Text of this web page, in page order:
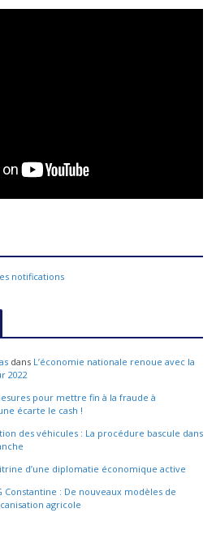
notifications
dans L’économie nationale renoue avec la
2022
pour mettre fin à la fraude à
écarte le cash !
des véhicules : La procédure bascule dans
d’une diplomatie économique active
Constantine : De nouveaux modèles de
agricole